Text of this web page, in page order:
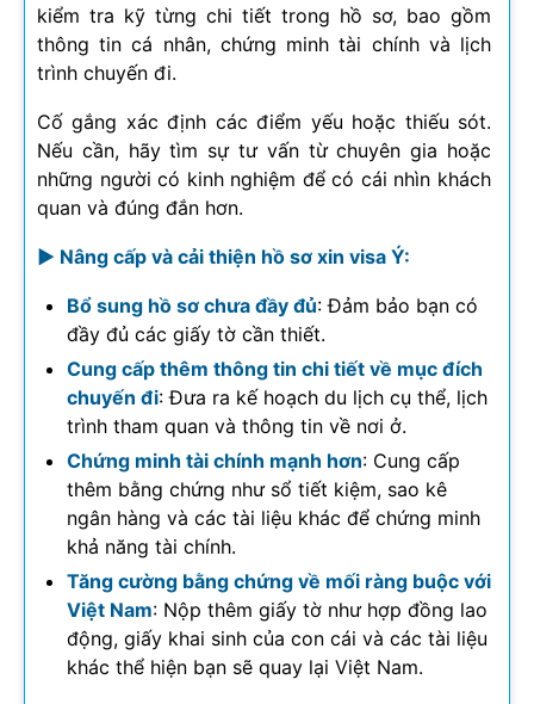
kiểm tra kỹ từng chi tiết trong hồ sơ, bao gồm
thông tin cá nhân, chứng minh tài chính và lịch
trình chuyến đi.
Cố gắng xác định các điểm yếu hoặc thiếu sót.
Nếu cần, hãy tìm sự tư vấn từ chuyên gia hoặc
những người có kinh nghiệm để có cái nhìn khách
quan và đúng đắn hơn.
► Nâng cấp và cải thiện hồ sơ xin visa Ý:
Bổ sung hồ sơ chưa đầy đủ: Đảm bảo bạn có
đầy đủ các giấy tờ cần thiết.
Cung cấp thêm thông tin chi tiết về mục đích
chuyến đi: Đưa ra kế hoạch du lịch cụ thể, lịch
trình tham quan và thông tin về nơi ở.
Chứng minh tài chính mạnh hơn: Cung cấp
thêm bằng chứng như sổ tiết kiệm, sao kê
ngân hàng và các tài liệu khác để chứng minh
khả năng tài chính.
Tăng cường bằng chứng về mối ràng buộc với
Việt Nam: Nộp thêm giấy tờ như hợp đồng lao
động, giấy khai sinh của con cái và các tài liệu
khác thể hiện bạn sẽ quay lại Việt Nam.